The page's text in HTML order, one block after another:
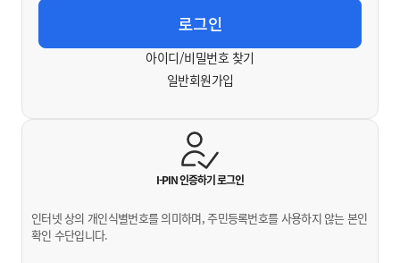
아이디/비밀번호 찾기
일반회원가입
I-PIN 인증하기로그인
인터넷 상의 개인식별번호를 의미하며, 주민등록번호를 사용하지 않는 본인
확인 수단입니다.